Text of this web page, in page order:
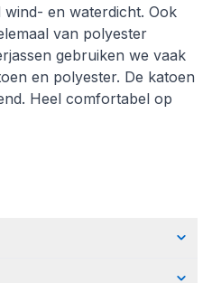
en waterdicht. Ook
van polyester
gebruiken we vaak
en polyester. De katoen
Heel comfortabel op